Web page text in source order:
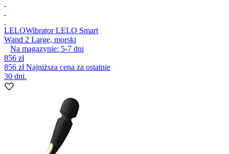
LELOWibrator LELO Smart
Wand 2 Large, morski
Na magazynie: 5-7 dni
856 zł
856 złNajniższa cena za ostatnie
30 dni.